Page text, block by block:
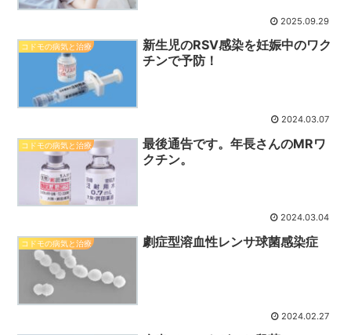
2025.09.29
コドモの病気と治療
新生児のRSV感染を妊娠中のワク
チンで予防！
2024.03.07
コドモの病気と治療
最後通告です。年長さんのMRワ
クチン。
2024.03.04
コドモの病気と治療 劇症型溶血性レンサ球菌感染症
2024.02.27